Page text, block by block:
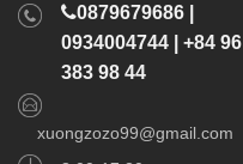
0879679686 |
0934004744 | +84 96
383 98 44
xuongzozo99@gmail.com